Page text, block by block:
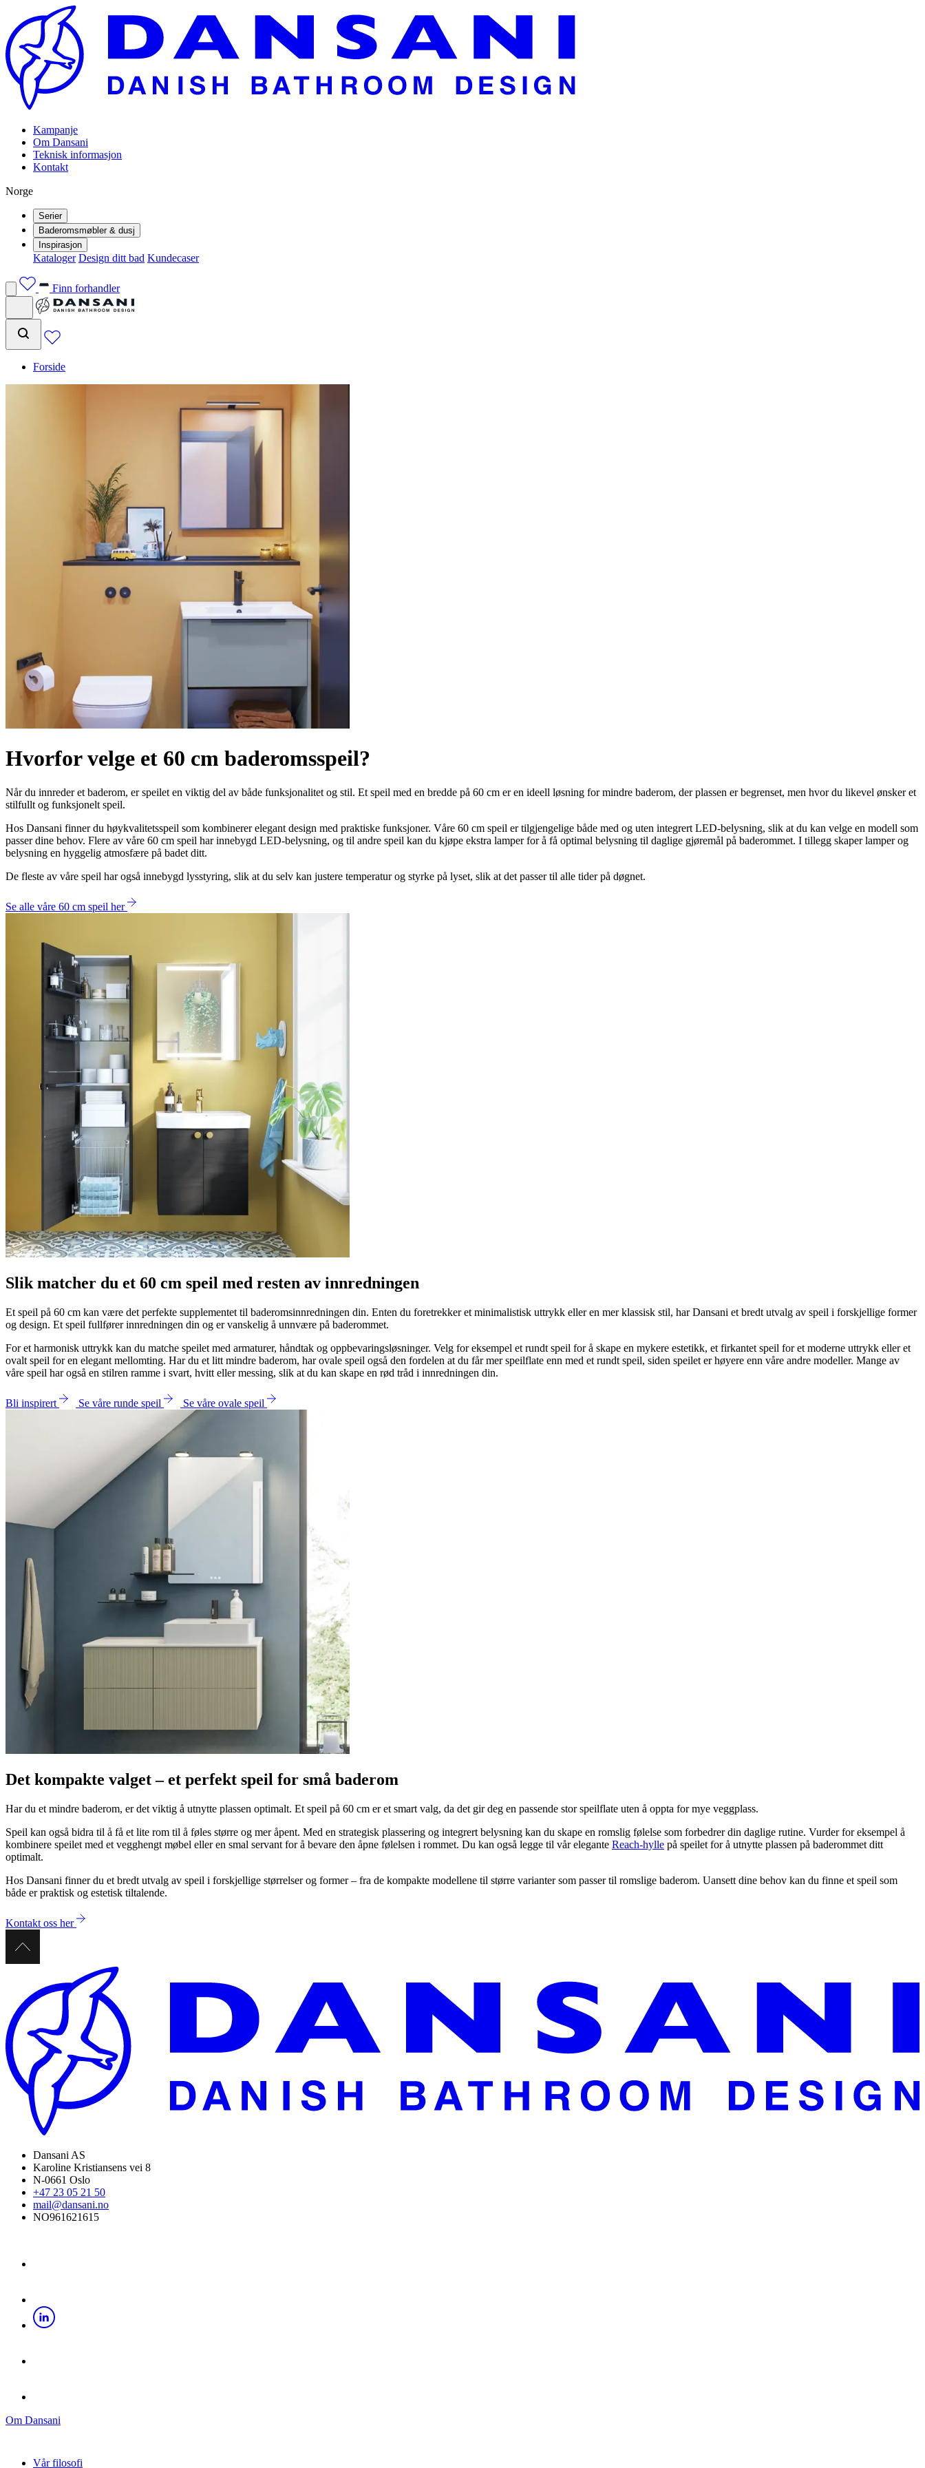
Kampanje
Om Dansani
Teknisk informasjon
Kontakt
Norge
Serier
Baderomsmøbler & dusj
Inspirasjon
Kataloger Design ditt bad Kundecaser
Finn forhandler
Forside
Hvorfor velge et 60 cm baderomsspeil?
Når du innreder et baderom, er speilet en viktig del av både funksjonalitet og stil. Et speil med en bredde på 60 cm er en ideell løsning for mindre baderom, der plassen er begrenset, men hvor du likevel ønsker et
stilfullt og funksjonelt speil.
Hos Dansani finner du høykvalitetsspeil som kombinerer elegant design med praktiske funksjoner. Våre 60 cm speil er tilgjengelige både med og uten integrert LED-belysning, slik at du kan velge en modell som
passer dine behov. Flere av våre 60 cm speil har innebygd LED-belysning, og til andre speil kan du kjøpe ekstra lamper for å få optimal belysning til daglige gjøremål på baderommet. I tillegg skaper lamper og
belysning en hyggelig atmosfære på badet ditt.
De fleste av våre speil har også innebygd lysstyring, slik at du selv kan justere temperatur og styrke på lyset, slik at det passer til alle tider på døgnet.
Se alle våre 60 cm speil her
Slik matcher du et 60 cm speil med resten av innredningen
Et speil på 60 cm kan være det perfekte supplementet til baderomsinnredningen din. Enten du foretrekker et minimalistisk uttrykk eller en mer klassisk stil, har Dansani et bredt utvalg av speil i forskjellige former
og design. Et speil fullfører innredningen din og er vanskelig å unnvære på baderommet.
For et harmonisk uttrykk kan du matche speilet med armaturer, håndtak og oppbevaringsløsninger. Velg for eksempel et rundt speil for å skape en mykere estetikk, et firkantet speil for et moderne uttrykk eller et
ovalt speil for en elegant mellomting. Har du et litt mindre baderom, har ovale speil også den fordelen at du får mer speilflate enn med et rundt speil, siden speilet er høyere enn våre andre modeller. Mange av
våre speil har også en stilren ramme i svart, hvitt eller messing, slik at du kan skape en rød tråd i innredningen din.
Bli inspirert Se våre runde speil Se våre ovale speil
Det kompakte valget – et perfekt speil for små baderom
Har du et mindre baderom, er det viktig å utnytte plassen optimalt. Et speil på 60 cm er et smart valg, da det gir deg en passende stor speilflate uten å oppta for mye veggplass.
Speil kan også bidra til å få et lite rom til å føles større og mer åpent. Med en strategisk plassering og integrert belysning kan du skape en romslig følelse som forbedrer din daglige rutine. Vurder for eksempel å
kombinere speilet med et vegghengt møbel eller en smal servant for å bevare den åpne følelsen i rommet. Du kan også legge til vår elegante Reach-hylle på speilet for å utnytte plassen på baderommet ditt
optimalt.
Hos Dansani finner du et bredt utvalg av speil i forskjellige størrelser og former – fra de kompakte modellene til større varianter som passer til romslige baderom. Uansett dine behov kan du finne et speil som
både er praktisk og estetisk tiltalende.
Kontakt oss her
Dansani AS
Karoline Kristiansens vei 8
N-0661 Oslo
+47 23 05 21 50
mail@dansani.no
NO961621615
Om Dansani
Vår filosofi